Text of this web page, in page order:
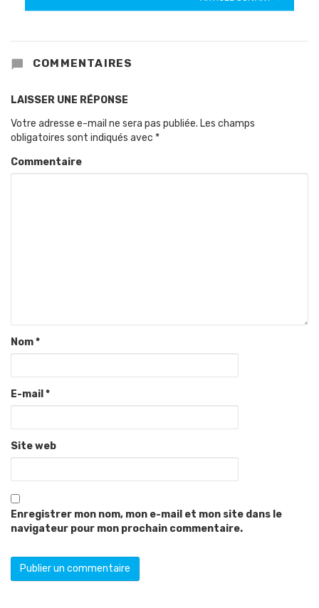
COMMENTAIRES
LAISSER UNE RÉPONSE
Votre adresse e-mail ne sera pas publiée. Les champs
obligatoires sont indiqués avec *
Commentaire
Nom*
E-mail *
Site web
Enregistrer mon nom, mon e-mail et mon site dans le
navigateur pour mon prochain commentaire.